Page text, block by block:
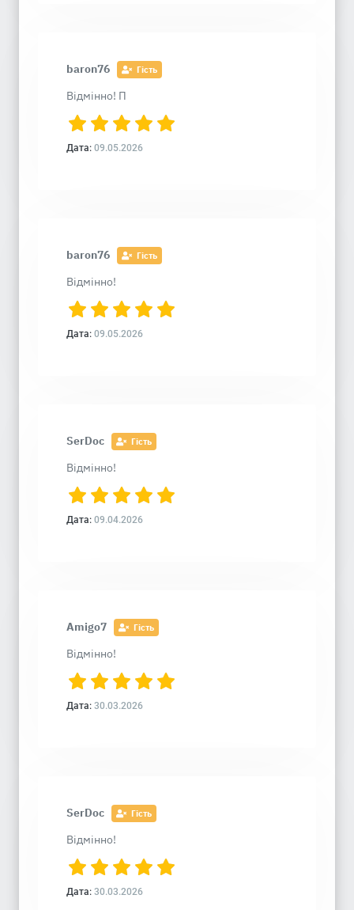
baron76 Гість
Відмінно! П
Дата: 09.05.2026
baron76 Гість
Відмінно!
Дата: 09.05.2026
SerDoc Гість
Відмінно!
Дата: 09.04.2026
Amigo7 Гість
Відмінно!
Дата: 30.03.2026
SerDoc Гість
Відмінно!
Дата: 30.03.2026